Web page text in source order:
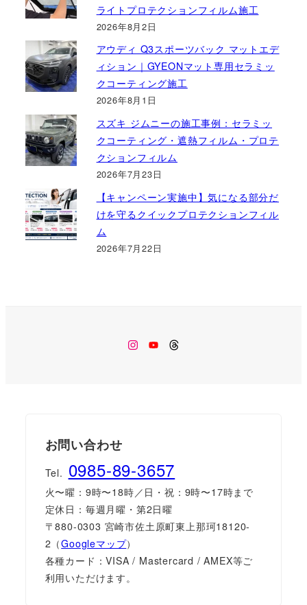
ライトプロテクションフィルム施工
2026年8月2日
アウディ Q3スポーツバック マットエデ
ィション｜GYEONマット専用セラミッ
クコーティング施工
2026年8月1日
スズキ ジムニーの施工事例：セラミッ
クコーティング・遮熱フィルム・プロテ
クションフィルム
2026年7月23日
【キャンペーン実施中】気になる部分だ
けを守るクイックプロテクションフィル
ム
2026年7月22日
Instagram
YoutubeThreads
お問い合わせ
Tel. 0985-89-3657
火〜曜：9時〜18時／日・祝：9時〜17時まで
定休日：毎週月曜・第2日曜
〒880-0303 宮崎市佐土原町東上那珂18120-
2（Googleマップ）
各種カード：VISA / Mastercard / AMEX等ご
利用いただけます。